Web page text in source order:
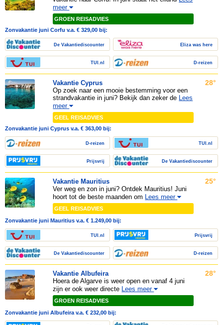
meer
GROEN REISADVIES
Zonvakantie juni Corfu v.a. € 329,00 bij:
De Vakantiediscounter
TUI.nl
Eliza was here
D-reizen
Vakantie Cyprus
Op zoek naar een mooie bestemming voor een
strandvakantie in juni? Bekijk dan zeker de Lees
meer
GEEL REISADVIES
28°
Zonvakantie juni Cyprus v.a. € 363,00 bij:
D-reizen
Prijsvrij
TUI.nl
De Vakantiediscounter
Vakantie Mauritius
Ver weg en zon in juni? Ontdek Mauritius! Juni
hoort tot de beste maanden om Lees meer
GEEL REISADVIES
25°
Zonvakantie juni Mauritius v.a. € 1.249,00 bij:
TUI.nl
De Vakantiediscounter
Prijsvrij
D-reizen
Vakantie Albufeira
Hoera de Algarve is weer open en vanaf 4 juni
zijn er ook weer directe Lees meer
GROEN REISADVIES
28°
Zonvakantie juni Albufeira v.a. € 232,00 bij: